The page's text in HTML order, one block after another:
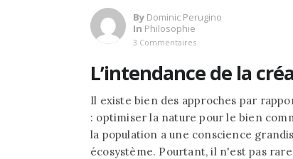
By Dominic Perugino
In Philosophie
3 Commentaires
L’intendance de la
Il existe bien des approches par
: optimiser la nature pour le bien
la population a une conscience
écosystème. Pourtant, il n'est pas